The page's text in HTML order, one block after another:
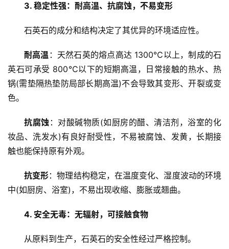
3. 稳定性强：耐高温、抗腐蚀，不易变形
石英石的成分和结构决定了其优异的环境适应性。
耐高温 ：天然石英的熔点高达 1300℃以上，制成的石
英石可承受 800℃以下的短期高温，日常接触的热水、热
锅(需垫隔热垫防局部长期高温)不会导致其变形、开裂或变
色。
抗腐蚀 ：对酸碱物质(如厨房的醋、清洁剂，浴室的化
妆品、洗发水)有良好耐受性，不易被腐蚀、发黄，长期接
触也能保持原有外观。
抗变形：物理结构稳定，在温度变化、湿度波动的环境
中(如厨房、浴室)，不易出现收缩、膨胀或翘曲。
4. 安全无毒：无辐射，可接触食物
从原料到生产，石英石的安全性经过严格控制。